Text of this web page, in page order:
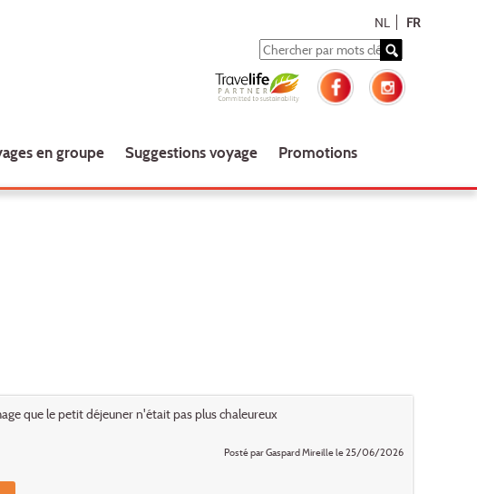
NL FR
en groupe Suggestions voyage Promotions
que le petit déjeuner n'était pas plus chaleureux
Posté par Gaspard Mireille le 25/06/2026